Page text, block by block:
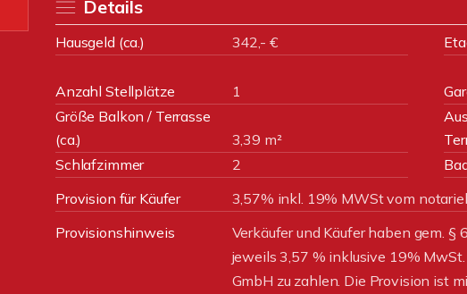
Details
Hausgeld (ca.) 342,- €
Anzahl Stellplätze 1
Größe Balkon / Terrasse
(ca.)
3,39 m²
Schlafzimmer
2
Provision für Käufer
3,57% inkl. 19% MWSt vom
Provisionshinweis
Verkäufer und Käufer haben gem.
jeweils 3,57 % inklusive 19%
GmbH zu zahlen. Die Provision ist